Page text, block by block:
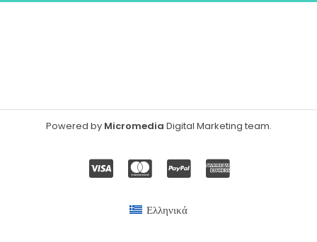
Powered by Micromedia Digital Marketing team.
Ελληνικά